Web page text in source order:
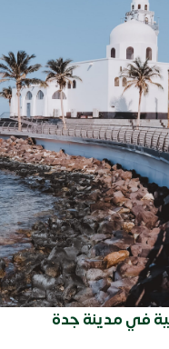
في مدينة جدة